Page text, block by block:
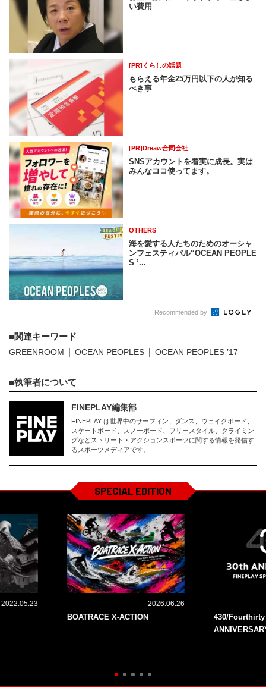
い費用
[PR]くらしの話題
もらえる年金25万円以下の人が知る
べき事
[PR]Dreaw合同会社
SNSアカウントを着実に成長。実は
みんなココ使ってます。
OTHERS
海を愛する人たちのためのオーシャ
ンフェスティバル“OCEAN PEOPLE
S ’...
Recommended by
関連キーワード
GREENROOM OCEAN PEOPLES OCEAN PEOPLES ’17
執筆者について
FINEPLAY編集部
FINEPLAY は世界中のサーフィン、ダンス、ウェイクボード、
スケートボード、スノーボード、フリースタイル、クライミン
グなどストリート・アクションスポーツに関する情報を発信す
るスポーツメディアです。
SPECIAL EDITION
2022.05.23 2026.06.26
BOATRACE X-ACTION
430/